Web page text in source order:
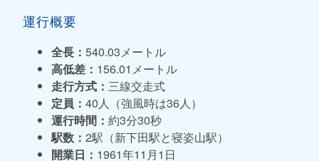
運行概要
全長： 540.03メートル
高低差： 156.01メートル
走行方式： 三線交走式
定員： 40人（強風時は36人）
運行時間： 約3分30秒
駅数： 2駅（新下田駅と寝姿山駅）
開業日： 1961年11月1日